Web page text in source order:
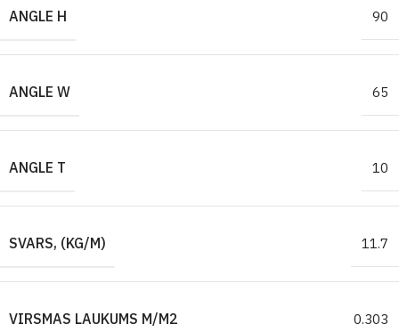
ANGLE H
90
ANGLE W 65
ANGLE T 10
SVARS, (KG/M) 11.7
VIRSMAS LAUKUMS M/M2 0.303